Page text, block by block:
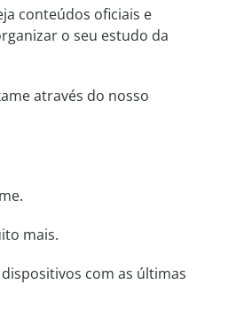
conteúdos oficiais e
o seu estudo da
através do nosso
mais.
com as últimas